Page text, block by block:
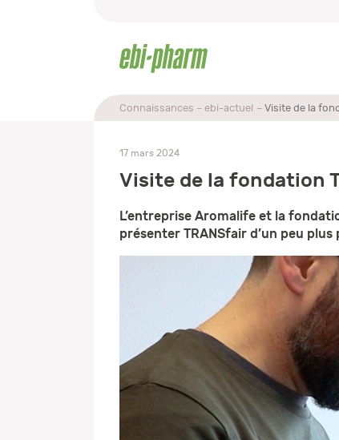
Connaissances ebi-actuel Visite de la
17 mars 2024
Visite de la fondation
L’entreprise Aromalife et la
présenter TRANSfair d’un peu